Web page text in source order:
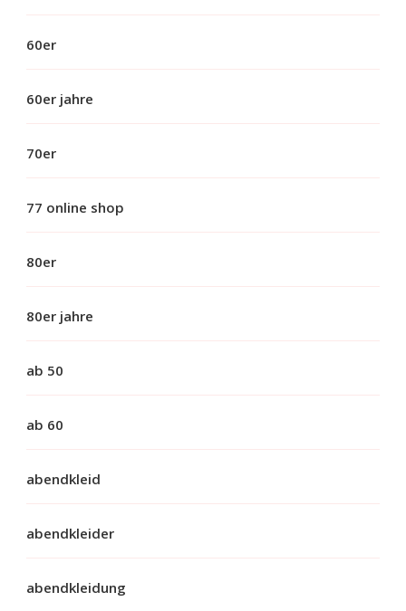
60er
60er jahre
70er
77 online shop
80er
80er jahre
ab 50
ab 60
abendkleid
abendkleider
abendkleidung